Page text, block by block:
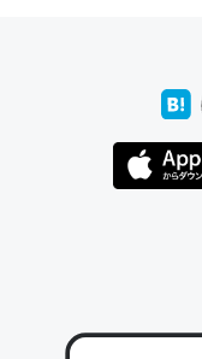
たいなのでネット